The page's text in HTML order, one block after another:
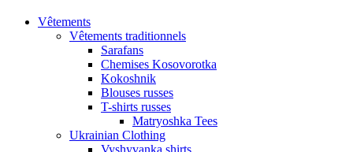
Vêtements
Vêtements traditionnels
Sarafans
Chemises Kosovorotka
Kokoshnik
Blouses russes
T-shirts russes
Matryoshka Tees
Ukrainian Clothing